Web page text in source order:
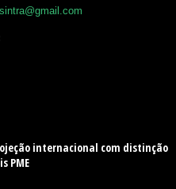
internacional com distinção
PME